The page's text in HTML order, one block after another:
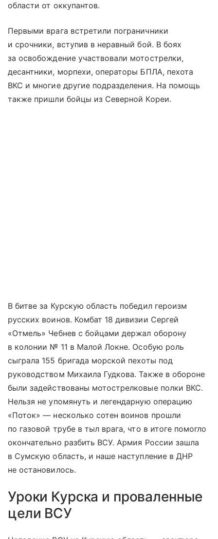
области от оккупантов.
Первыми врага встретили пограничники
и срочники, вступив в неравный бой. В боях
за освобождение участвовали мотострелки,
десантники, морпехи, операторы БПЛА, пехота
ВКС и многие другие подразделения. На помощь
также пришли бойцы из Северной Кореи.
В битве за Курскую область победил героизм
русских воинов. Комбат 18 дивизии Сергей
«Отмель» Чебнев с бойцами держал оборону
в колонии № 11 в Малой Локне. Особую роль
сыграла 155 бригада морской пехоты под
руководством Михаила Гудкова. Также в обороне
были задействованы мотострелковые полки ВКС.
Нельзя не упомянуть и легендарную операцию
«Поток» — несколько сотен воинов прошли
по газовой трубе в тыл врага, что в итоге помогло
окончательно разбить ВСУ. Армия России зашла
в Сумскую область, и наше наступление в ДНР
не остановилось.
Уроки Курска и проваленные
цели ВСУ